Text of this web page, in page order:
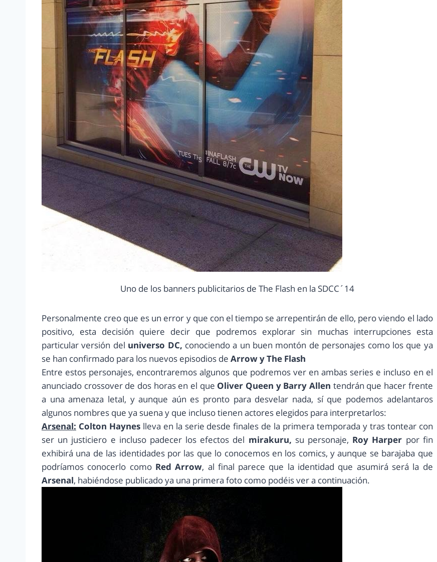
Uno de los banners publicitarios de The Flash en la SDCC´14
Personalmente creo que es un error y que con el tiempo se arrepentirán de ello, pero viendo el lado
positivo, esta decisión quiere decir que podremos explorar sin muchas interrupciones esta
particular versión del universo DC, conociendo a un buen montón de personajes como los que ya
se han confirmado para los nuevos episodios de Arrow y The Flash
Entre estos personajes, encontraremos algunos que podremos ver en ambas series e incluso en el
anunciado crossover de dos horas en el que Oliver Queen y Barry Allen tendrán que hacer frente
a una amenaza letal, y aunque aún es pronto para desvelar nada, sí que podemos adelantaros
algunos nombres que ya suena y que incluso tienen actores elegidos para interpretarlos:
Arsenal: Colton Hayneslleva en la serie desde finales de la primera temporada y tras tontear con
ser un justiciero e incluso padecer los efectos del mirakuru, su personaje, Roy Harper por fin
exhibirá una de las identidades por las que lo conocemos en los comics, y aunque se barajaba que
podríamos conocerlo como Red Arrow, al final parece que la identidad que asumirá será la de
Arsenal, habiéndose publicado ya una primera foto como podéis ver a continuación.